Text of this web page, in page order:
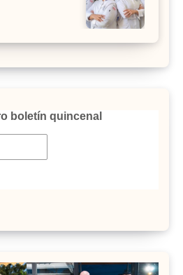
boletín quincenal